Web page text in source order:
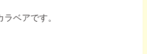
ベアです。